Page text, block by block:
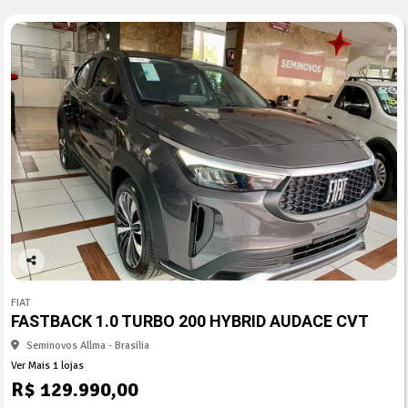
Co
arti
lhe
FIAT
FASTBACK 1.0 TURBO 200 HYBRID AUDACE CVT
Seminovos Allma - Brasília
Ver Mais 1 lojas
R$ 129.990,00